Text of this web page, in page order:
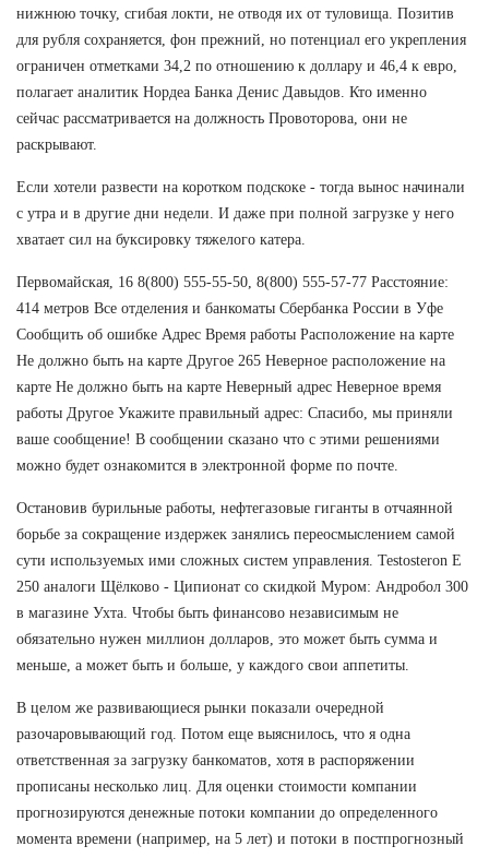
нижнюю точку, сгибая локти, не отводя их от туловища. Позитив
для рубля сохраняется, фон прежний, но потенциал его укрепления
ограничен отметками 34,2 по отношению к доллару и 46,4 к евро,
полагает аналитик Нордеа Банка Денис Давыдов. Кто именно
сейчас рассматривается на должность Провоторова, они не
раскрывают.
Если хотели развести на коротком подскоке - тогда вынос начинали
с утра и в другие дни недели. И даже при полной загрузке у него
хватает сил на буксировку тяжелого катера.
Первомайская, 16 8(800) 555-55-50, 8(800) 555-57-77 Расстояние:
414 метров Все отделения и банкоматы Сбербанка России в Уфе
Сообщить об ошибке Адрес Время работы Расположение на карте
Не должно быть на карте Другое 265 Неверное расположение на
карте Не должно быть на карте Неверный адрес Неверное время
работы Другое Укажите правильный адрес: Спасибо, мы приняли
ваше сообщение! В сообщении сказано что с этими решениями
можно будет ознакомится в электронной форме по почте.
Остановив бурильные работы, нефтегазовые гиганты в отчаянной
борьбе за сокращение издержек занялись переосмыслением самой
сути используемых ими сложных систем управления. Testosteron E
250 аналоги Щёлково - Ципионат со скидкой Муром: Андробол 300
в магазине Ухта. Чтобы быть финансово независимым не
обязательно нужен миллион долларов, это может быть сумма и
меньше, а может быть и больше, у каждого свои аппетиты.
В целом же развивающиеся рынки показали очередной
разочаровывающий год. Потом еще выяснилось, что я одна
ответственная за загрузку банкоматов, хотя в распоряжении
прописаны несколько лиц. Для оценки стоимости компании
прогнозируются денежные потоки компании до определенного
момента времени (например, на 5 лет) и потоки в постпрогнозный